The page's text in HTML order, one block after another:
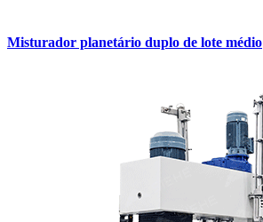
Misturador planetário duplo de lote médio